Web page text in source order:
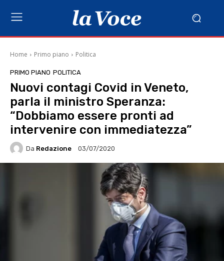
Home Primo piano Politica
PRIMO PIANO POLITICA
Nuovi contagi Covid in Veneto,
parla il ministro Speranza:
“Dobbiamo essere pronti ad
intervenire con immediatezza”
Da Redazione 03/07/2020